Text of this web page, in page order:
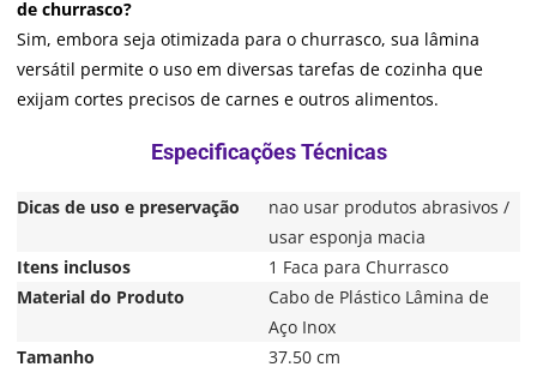
de churrasco?
Sim, embora seja otimizada para o churrasco, sua lâmina
versátil permite o uso em diversas tarefas de cozinha que
exijam cortes precisos de carnes e outros alimentos.
Dicas de uso e preservação
nao usar produtos abrasivos /
usar esponja macia
Itens inclusos
1 Faca para Churrasco
Material do Produto
Cabo de Plástico Lâmina de
Aço Inox
Tamanho
37.50 cm